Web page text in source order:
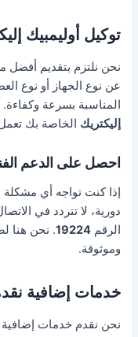
توكيل أوليمبيك
نحن نلتزم بتقديم أفضل
عن نوع الجهاز أو نوع
المناسبة بسرعة
إليكتريك الخاصة بك
احصل على الدعم
إذا كنت تواجه أي
دورية، لا تتردد في
الرقم19224. نحن هنا
وموثوقة.
خدمات إضافية
نحن نقدم خدمات إضافية